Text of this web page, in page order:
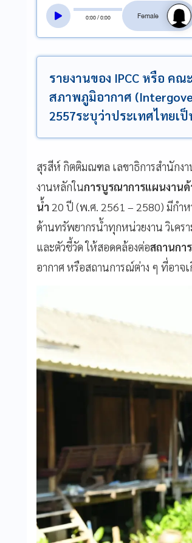
0:00/0:00
สลับเสียงอ่
รายงานของ IPCC หรือ ค
สภาพภูมิอากาศ
2557ระบุว่าประเทศไทยเ
สุรสีห์ กิตติมณฑล เลขาธิการสำนักง
งานหลักในการบูรณาการแผนงาน
น้ำ 20 ปี (พ.ศ. 2561 – 2580) มีกำ
ด้านทรัพยากรน้ำทุกหน่วยงาน วิเคร
และตัวชี้วัด ให้สอดคล้องต่อสถานกา
อากาศ หรือสถานการณ์ต่าง ๆ ที่อาจ